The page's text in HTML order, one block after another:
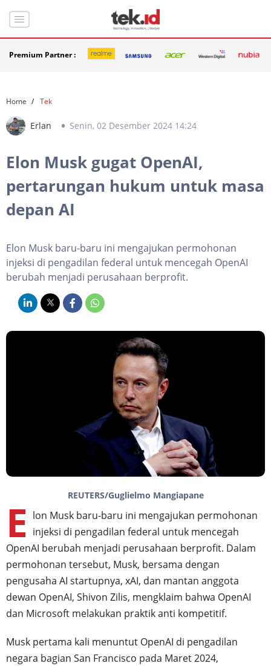
Premium Partner :
Home Tek
Erlan Senin, 02 Desember 2024 14:24
Elon Musk gugat OpenAI,
pertarungan hukum untuk masa
depan AI
Elon Musk baru-baru ini mengajukan permohonan
injeksi di pengadilan federal untuk mencegah OpenAI
berubah menjadi perusahaan berprofit.
REUTERS/Guglielmo Mangiapane
E lon Musk baru-baru ini mengajukan permohonan
injeksi di pengadilan federal untuk mencegah
OpenAI berubah menjadi perusahaan berprofit. Dalam
permohonan tersebut, Musk, bersama dengan
pengusaha AI startupnya, xAI, dan mantan anggota
dewan OpenAI, Shivon Zilis, mengklaim bahwa OpenAI
dan Microsoft melakukan praktik anti kompetitif.
Musk pertama kali menuntut OpenAI di pengadilan
negara bagian San Francisco pada Maret 2024,